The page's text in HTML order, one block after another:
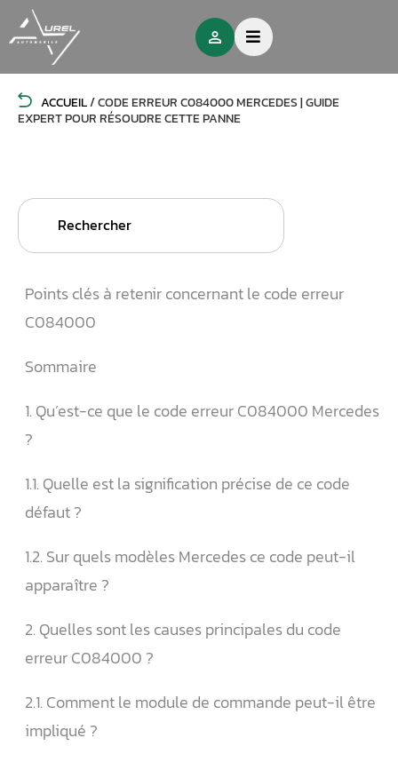
ACCUEIL/CODE ERREUR C084000 MERCEDES | GUIDE
EXPERT POUR RÉSOUDRE CETTE PANNE
Search
Points clés à retenir concernant le code erreur
C084000
Sommaire
1. Qu’est-ce que le code erreur C084000 Mercedes
?
1.1. Quelle est la signification précise de ce code
défaut ?
1.2. Sur quels modèles Mercedes ce code peut-il
apparaître ?
2. Quelles sont les causes principales du code
erreur C084000 ?
2.1. Comment le module de commande peut-il être
impliqué ?